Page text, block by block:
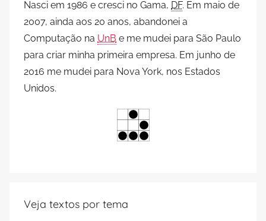
Nasci em 1986 e cresci no Gama, DF. Em maio de
2007, ainda aos 20 anos, abandonei a
Computação na UnB e me mudei para São Paulo
para criar minha primeira empresa. Em junho de
2016 me mudei para Nova York, nos Estados
Unidos.
Veja textos por tema